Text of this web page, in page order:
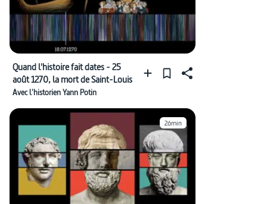
Quand l'histoire fait dates - 25
août 1270, la mort de Saint-Louis
Avec l'historien Yann Potin
26min